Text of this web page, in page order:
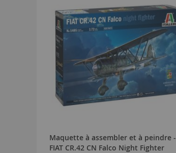
Maquette à assembler et à peindre -
FIAT CR.42 CN Falco Night Fighter